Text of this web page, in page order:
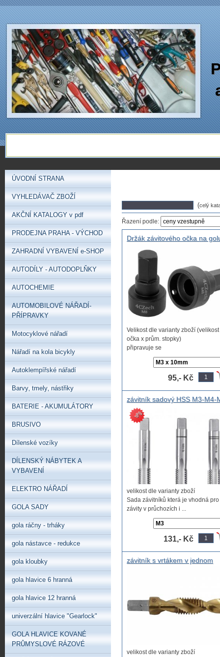
(celý
Řazení podle:
Držák závitového očka na
M12 se šestihrannou stopkou,
Velikost dle varianty zboží (velikost
očka x prům. stopky)
připravuje se
95,- Kč
závitník sadový HSS M3-M4-
M6.M7-M8-M9-M10-M12-
M14M16 ,ruční závitník,
závitník HSS, sada závitníků
3ks závitník sada 3 kusy
-8%
velikost dle varianty zboží
Sada závitníků která je vhodná pro
závity v průchozích i ...
131,- Kč
závitník s vrtákem v jednom
povlakem vrták se závitníkem
velikost dle varianty zboží
ÚVODNÍ STRANA
VYHLEDÁVAČ ZBOŽÍ
AKČNÍ KATALOGY v pdf
PRODEJNA PRAHA - VÝCHOD
ZAHRADNÍ VYBAVENÍ e-SHOP
AUTODÍLY - AUTODOPLŇKY
AUTOCHEMIE
AUTOMOBILOVÉ NÁŘADÍ-
PŘÍPRAVKY
Motocyklové nářadí
Nářadí na kola bicykly
Autoklempířské nářadí
Barvy‚ tmely‚ nástřiky
BATERIE - AKUMULÁTORY
BRUSIVO
Dílenské vozíky
DÍLENSKÝ NÁBYTEK A
VYBAVENÍ
ELEKTRO NÁŘADÍ
GOLA SADY
gola ráčny - trháky
gola nástavce - redukce
gola kloubky
gola hlavice 6 hranná
gola hlavice 12 hranná
univerzální hlavice "Gearlock"
GOLA HLAVICE KOVANÉ
PRŮMYSLOVÉ RÁZOVÉ